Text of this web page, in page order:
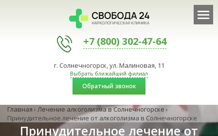
+7 (800) 302-47-64
г. Солнечногорск, ул. Малиновая, 11
Выбрать ближайший филиал
Обратный звонок
Главная › Лечение алкоголизма в Солнечногорске ›
Принудительное лечение от алкоголизма в Солнечногорске
Принудительное лечение от